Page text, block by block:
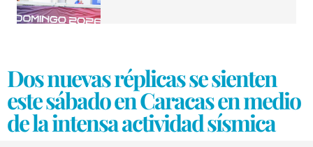
Dos nuevas réplicas se sienten
este sábado en Caracas en medio
de la intensa actividad sísmica